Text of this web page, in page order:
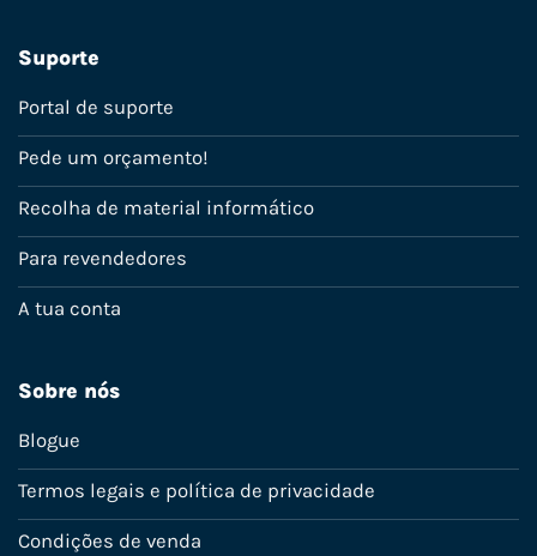
Suporte
Portal de suporte
Pede um orçamento!
Recolha de material informático
Para revendedores
A tua conta
Sobre nós
Blogue
Termos legais e política de privacidade
Condições de venda